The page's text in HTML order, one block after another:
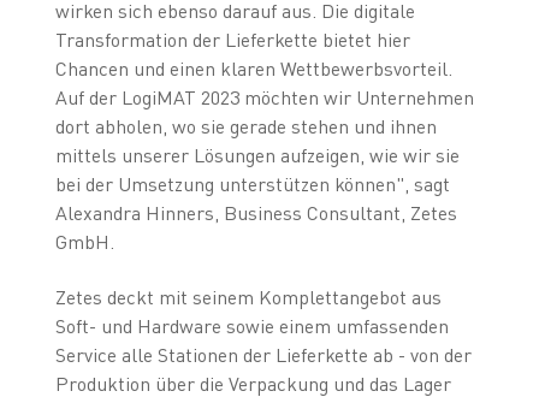
wirken sich ebenso darauf aus. Die digitale
Transformation der Lieferkette bietet hier
Chancen und einen klaren Wettbewerbsvorteil.
Auf der LogiMAT 2023 möchten wir Unternehmen
dort abholen, wo sie gerade stehen und ihnen
mittels unserer Lösungen aufzeigen, wie wir sie
bei der Umsetzung unterstützen können", sagt
Alexandra Hinners, Business Consultant, Zetes
GmbH.
Zetes deckt mit seinem Komplettangebot aus
Soft- und Hardware sowie einem umfassenden
Service alle Stationen der Lieferkette ab - von der
Produktion über die Verpackung und das Lager